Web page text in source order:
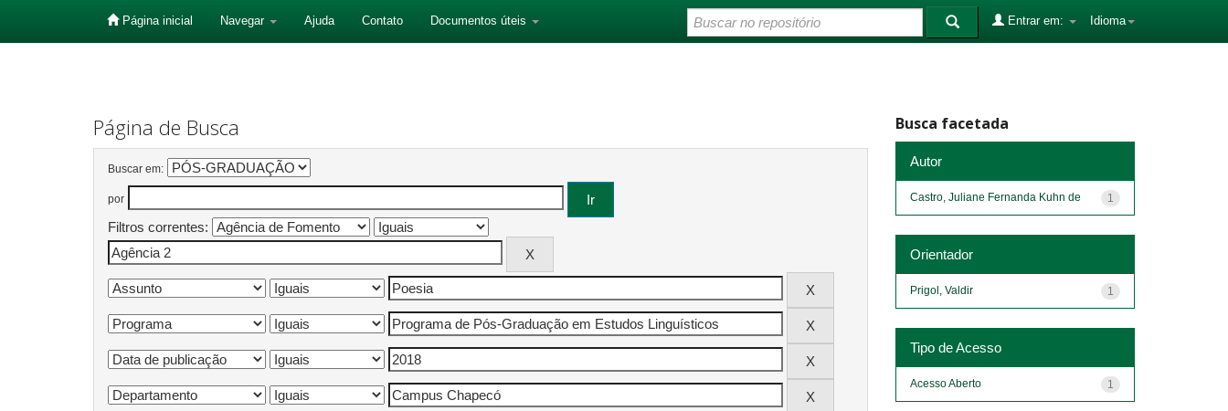
Página inicial Navegar Ajuda Contato Documentos úteis Idioma
Entrar em:
Página de Busca
Buscar em:
por
Filtros correntes:
Busca facetada
Autor
1
Castro, Juliane Fernanda Kuhn de
Orientador
1
Prigol, Valdir
Tipo de Acesso
1
Acesso Aberto